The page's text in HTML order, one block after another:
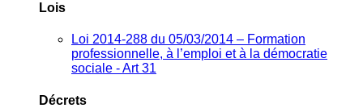
Lois
Loi 2014-288 du 05/03/2014 – Formation
professionnelle, à l’emploi et à la démocratie
sociale - Art 31
Décrets